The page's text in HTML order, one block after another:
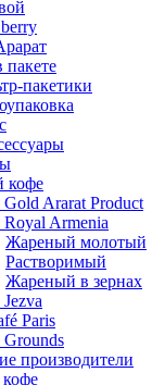
пакете
пакетики
кофе
Ararat Product
Armenia
Жареный молотый
Растворимый
Жареный в зернах
Paris
производители
кофе